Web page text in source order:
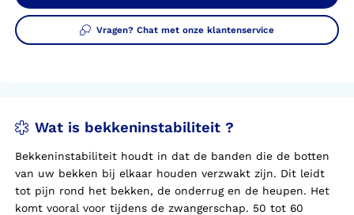
Vragen? Chat met onze klantenservice
Wat is bekkeninstabiliteit ?
Bekkeninstabiliteit houdt in dat de banden die de botten
van uw bekken bij elkaar houden verzwakt zijn. Dit leidt
tot pijn rond het bekken, de onderrug en de heupen. Het
komt vooral voor tijdens de zwangerschap. 50 tot 60